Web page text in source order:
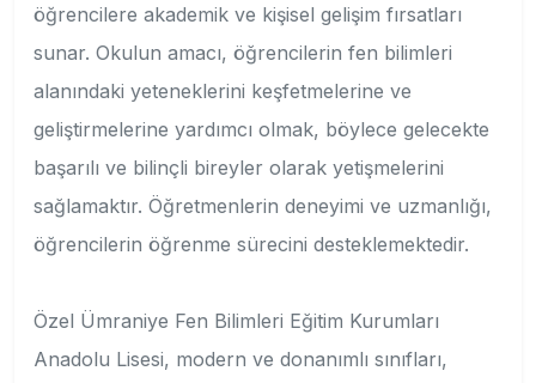
öğrencilere akademik ve kişisel gelişim fırsatları
sunar. Okulun amacı, öğrencilerin fen bilimleri
alanındaki yeteneklerini keşfetmelerine ve
geliştirmelerine yardımcı olmak, böylece gelecekte
başarılı ve bilinçli bireyler olarak yetişmelerini
sağlamaktır. Öğretmenlerin deneyimi ve uzmanlığı,
öğrencilerin öğrenme sürecini desteklemektedir.
Özel Ümraniye Fen Bilimleri Eğitim Kurumları
Anadolu Lisesi, modern ve donanımlı sınıfları,